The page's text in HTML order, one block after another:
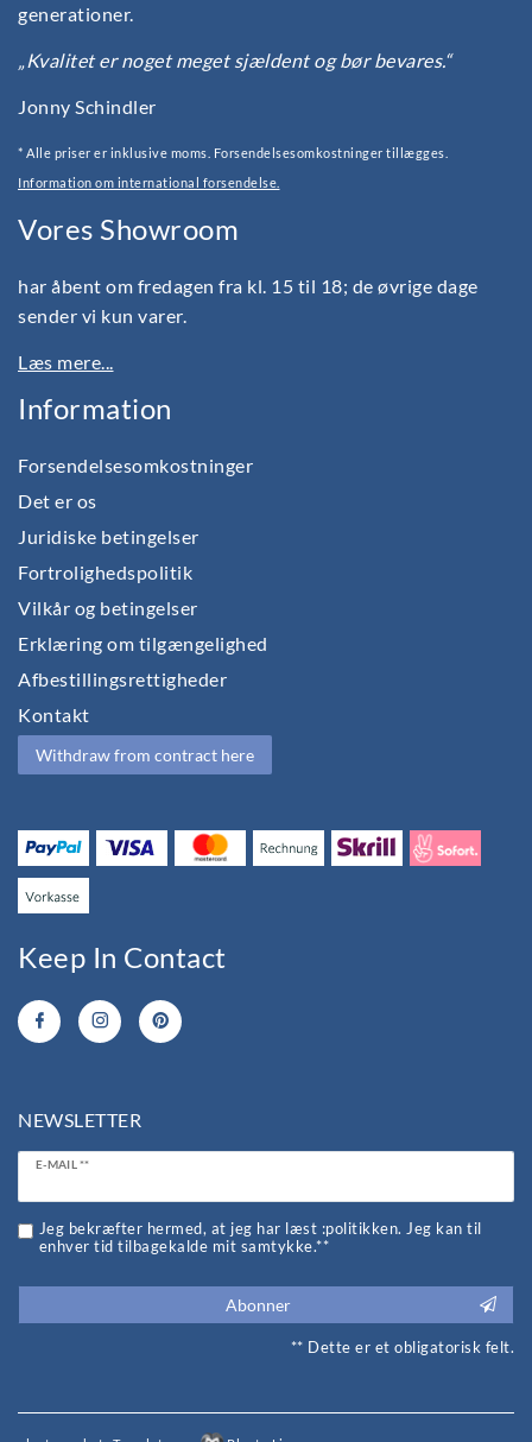
generationer.
„Kvalitet er noget meget sjældent og bør bevares.“
Jonny Schindler
* Alle priser er inklusive moms. Forsendelsesomkostninger tillægges.
Information om international forsendelse.
Vores Showroom
har åbent om fredagen fra kl. 15 til 18; de øvrige dage
sender vi kun varer.
Læs mere...
Information
Forsendelsesomkostninger
Det er os
Juridiske betingelser
Fortrolighedspolitik
Vilkår og betingelser
Erklæring om tilgængelighed
Afbestillingsrettigheder
Kontakt
Withdraw from contract here
Keep In Contact
NEWSLETTER
E-MAIL **
Ceres::Template.newsletterHoneypotLabel
Jeg bekræfter hermed, at jeg har læst :politikken. Jeg kan til
enhver tid tilbagekalde mit samtykke.**
Abonner
** Dette er et obligatorisk felt.